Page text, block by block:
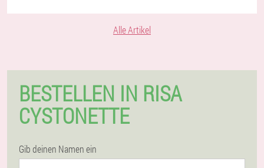
Alle Artikel
BESTELLEN IN RISA
CYSTONETTE
Gib deinen Namen ein